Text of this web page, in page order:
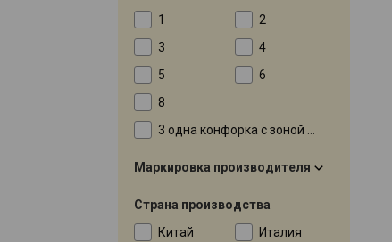
1
2
3
4
5
6
8
3 одна конфорка с зоной расширения
Маркировка производителя
Страна производства
Китай
Италия